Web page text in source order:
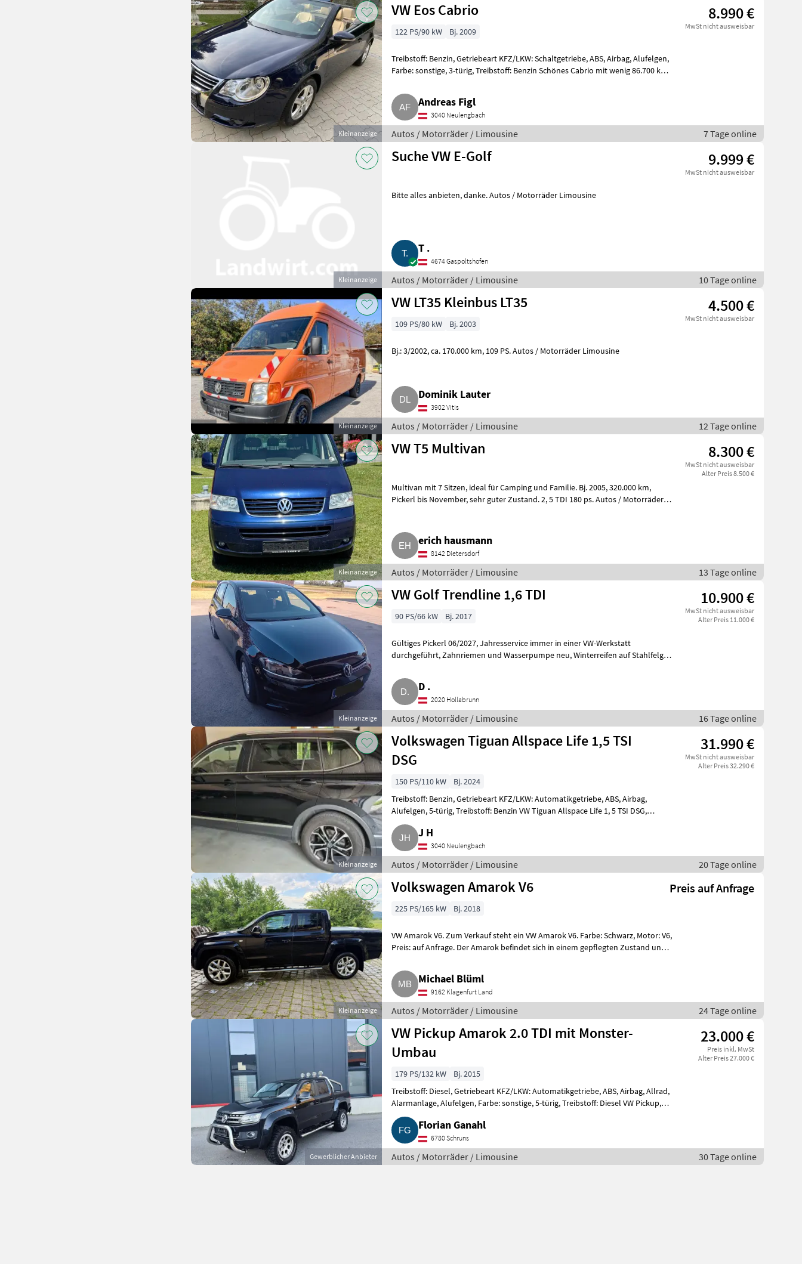
Kleinanzeige
VW Eos Cabrio 8.990 €
MwSt nicht ausweisbar
122 PS/90 kW Bj. 2009
Treibstoff: Benzin, Getriebeart KFZ/LKW: Schaltgetriebe, ABS, Airbag, Alufelgen,
Farbe: sonstige, 3-türig, Treibstoff: Benzin Schönes Cabrio mit wenig 86.700 km.
Andreas Figl
3040 Neulengbach
Autos / Motorräder / Limousine 7 Tage online
Kleinanzeige
Suche VW E-Golf 9.999 €
MwSt nicht ausweisbar
Bitte alles anbieten, danke. Autos / Motorräder Limousine
T .
4674 Gaspoltshofen
Autos / Motorräder / Limousine 10 Tage online
Kleinanzeige
VW LT35 Kleinbus LT35 4.500 €
MwSt nicht ausweisbar
109 PS/80 kW Bj. 2003
Bj.: 3/2002, ca. 170.000 km, 109 PS. Autos / Motorräder Limousine
Dominik Lauter
3902 Vitis
Autos / Motorräder / Limousine 12 Tage online
Kleinanzeige
VW T5 Multivan 8.300 €
MwSt nicht ausweisbar
Alter Preis 8.500 €
Multivan mit 7 Sitzen, ideal für Camping und Familie. Bj. 2005, 320.000 km,
Pickerl bis November, sehr guter Zustand. 2, 5 TDI 180 ps. Autos / Motorräder
erich hausmann
8142 Dietersdorf
Autos / Motorräder / Limousine 13 Tage online
Kleinanzeige
VW Golf Trendline 1,6 TDI 10.900 €
MwSt nicht ausweisbar
Alter Preis 11.000 €
90 PS/66 kW Bj. 2017
Gültiges Pickerl 06/2027, Jahresservice immer in einer VW-Werkstatt
durchgeführt, Zahnriemen und Wasserpumpe neu, Winterreifen auf Stahlfelge
D .
2020 Hollabrunn
Autos / Motorräder / Limousine 16 Tage online
Kleinanzeige
Volkswagen Tiguan Allspace Life 1,5 TSI
DSG
31.990 €
MwSt nicht ausweisbar
Alter Preis 32.290 €
150 PS/110 kW
Bj. 2024
Treibstoff: Benzin, Getriebeart KFZ/LKW: Automatikgetriebe, ABS, Airbag,
Alufelgen, 5-türig, Treibstoff: Benzin VW Tiguan Allspace Life 1, 5 TSI DSG,
garagengepflegt sowie
J H
3040 Neulengbach
Autos / Motorräder / Limousine 20 Tage online
Kleinanzeige
Volkswagen Amarok V6 Preis auf Anfrage
225 PS/165 kW Bj. 2018
VW Amarok V6. Zum Verkauf steht ein VW Amarok V6. Farbe: Schwarz, Motor: V6,
Preis: auf Anfrage. Der Amarok befindet sich in einem gepflegten Zustand und
Michael Blüml
9162 Klagenfurt Land
Autos / Motorräder / Limousine 24 Tage online
Gewerblicher Anbieter
VW Pickup Amarok 2.0 TDI mit Monster-
Umbau
23.000 €
Preis inkl. MwSt
Alter Preis 27.000 €
179 PS/132 kW
Bj. 2015
Treibstoff: Diesel, Getriebeart KFZ/LKW: Automatikgetriebe, ABS, Airbag, Allrad,
Alarmanlage, Alufelgen, Farbe: sonstige, 5-türig, Treibstoff: Diesel VW Pickup,
schöner Zusta
Florian Ganahl
6780 Schruns
Autos / Motorräder / Limousine 30 Tage online